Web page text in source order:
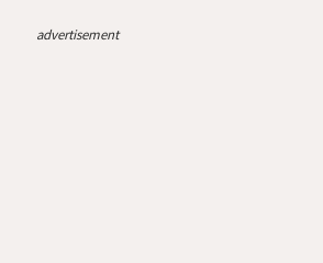
advertisement